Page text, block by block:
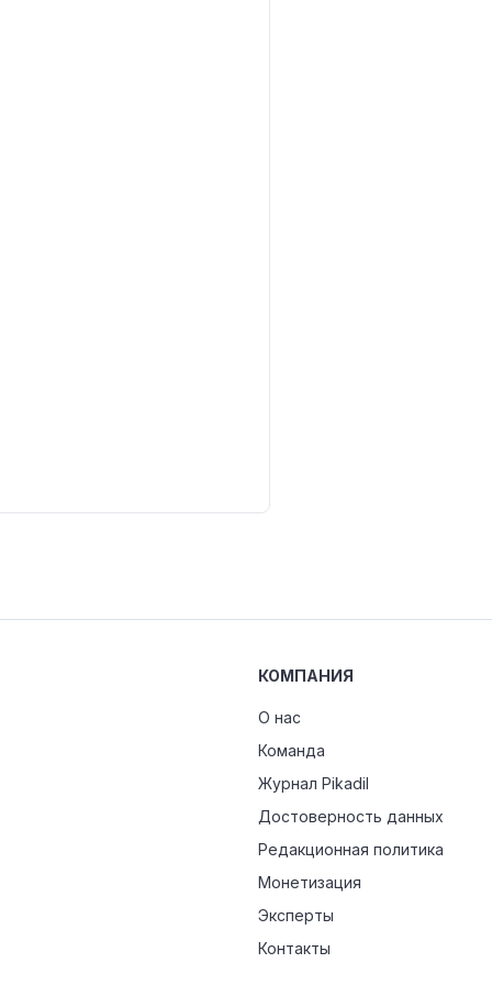
КОМПАНИЯ
О нас
Команда
Журнал Pikadil
Достоверность данных
Редакционная политика
Монетизация
Эксперты
Контакты